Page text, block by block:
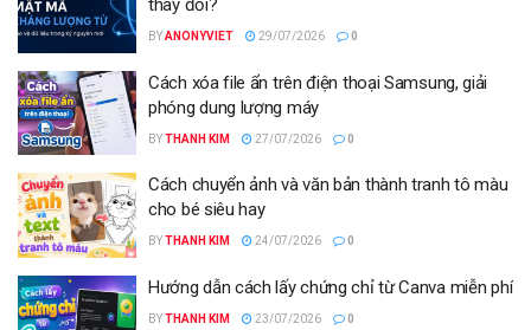
thay đổi?
BYANONYVIET 29/07/2026 0
Cách xóa file ẩn trên điện thoại Samsung, giải
phóng dung lượng máy
BYTHANH KIM 27/07/2026 0
Cách chuyển ảnh và văn bản thành tranh tô màu
cho bé siêu hay
BYTHANH KIM 24/07/2026 0
Hướng dẫn cách lấy chứng chỉ từ Canva miễn phí
BYTHANH KIM 23/07/2026 0